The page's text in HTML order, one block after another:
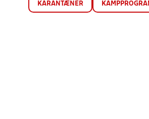
KARANTÆNER